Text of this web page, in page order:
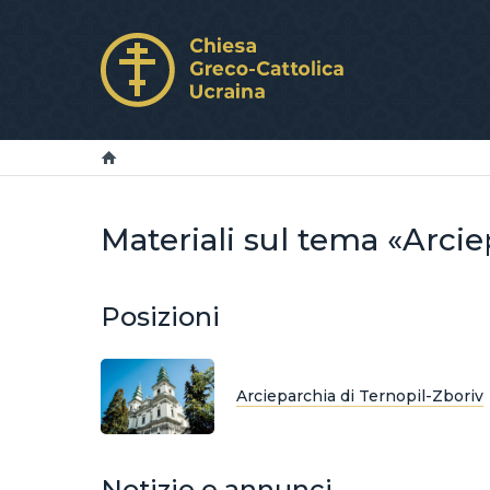
Materiali sul tema
Posizioni
Arcieparchia di Ternopil-Zboriv